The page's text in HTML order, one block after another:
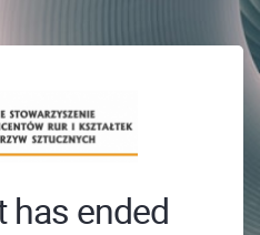
has ended